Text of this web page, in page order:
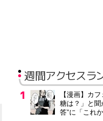
週間アクセスラ
【漫画】カ
糖は？」と
答”に「これ